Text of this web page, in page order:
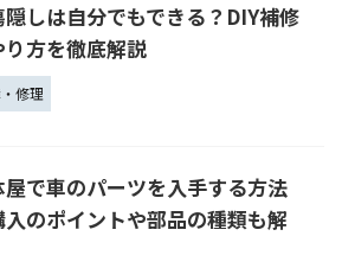
しは自分でもできる？DIY補修
り方を徹底解説
修理
屋で車のパーツを入手する方法
入のポイントや部品の種類も解